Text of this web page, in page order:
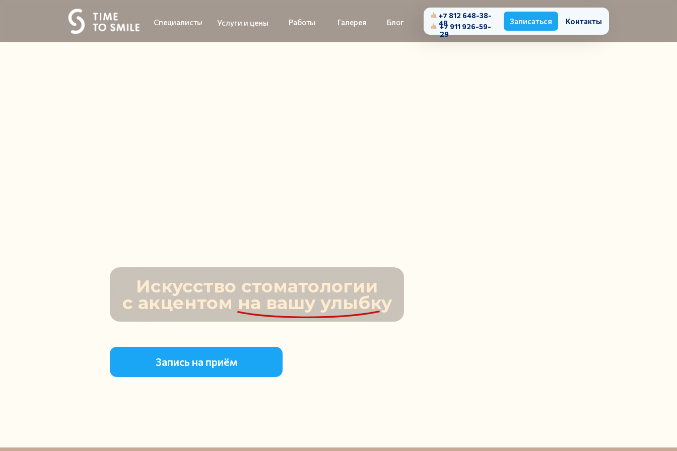
+7 911 926-59-
29
+7 812 648-38-
48
Контакты
Записаться
Специалисты Услуги и цены Работы Галерея Блог
Запись на приём
Искусство стоматологии
с акцентом на вашу улыбку